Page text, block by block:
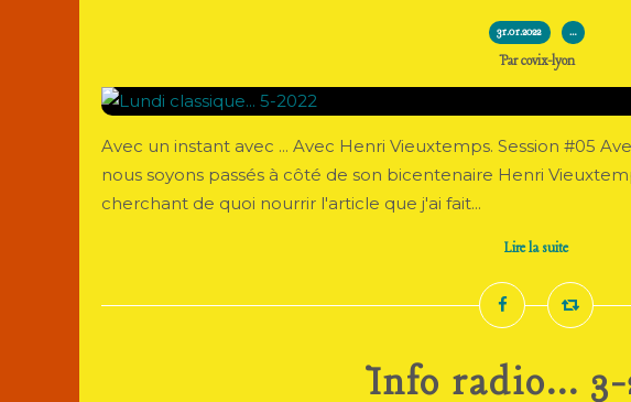
31.01.2022 …
Par covix-lyon
Avec un instant avec ... Avec Henri Vieuxtemps. Session #05
nous soyons passés à côté de son bicentenaire Henri
cherchant de quoi nourrir l'article que j'ai fait...
Lire la suite
Info radio... 3-